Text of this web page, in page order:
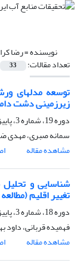
نویسنده =رضا
تعداد مقالات: 33
توسعه مدلهای
زیرزمینی دشت
دوره 19، شماره 3، پاییز 1402، صفحه
سمانه صبری، مهدی
مشاهده مقاله
شناسایی و
تغییر اقلیم
دوره 18، شماره 3، پاییز 1401، صفحه
فهمیده قربانی،
مشاهده مقاله